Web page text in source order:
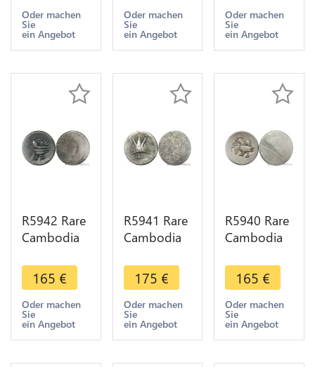
Bean Bold
Silver AU
>M offer
Oder machen
Sie
ein Angebot
Lotus
flower
Spiral Silver
Oder machen
Sie
ein Angebot
flower seed
spiral Silver
AU
Oder machen
Sie
ein Angebot
R5942 Rare
Cambodia
Fuang
Norodom I
ND 1847
Rooster
Silver AU
165 €
Oder machen
Sie
ein Angebot
R5941 Rare
Cambodia
Duong ND
1847 Cocoa
Bean Bold
Silver >M
offer
175 €
Oder machen
Sie
ein Angebot
R5940 Rare
Cambodia
Fuang
Norodom I
ND 1847
Rooster
Silver AU
165 €
Oder machen
Sie
ein Angebot